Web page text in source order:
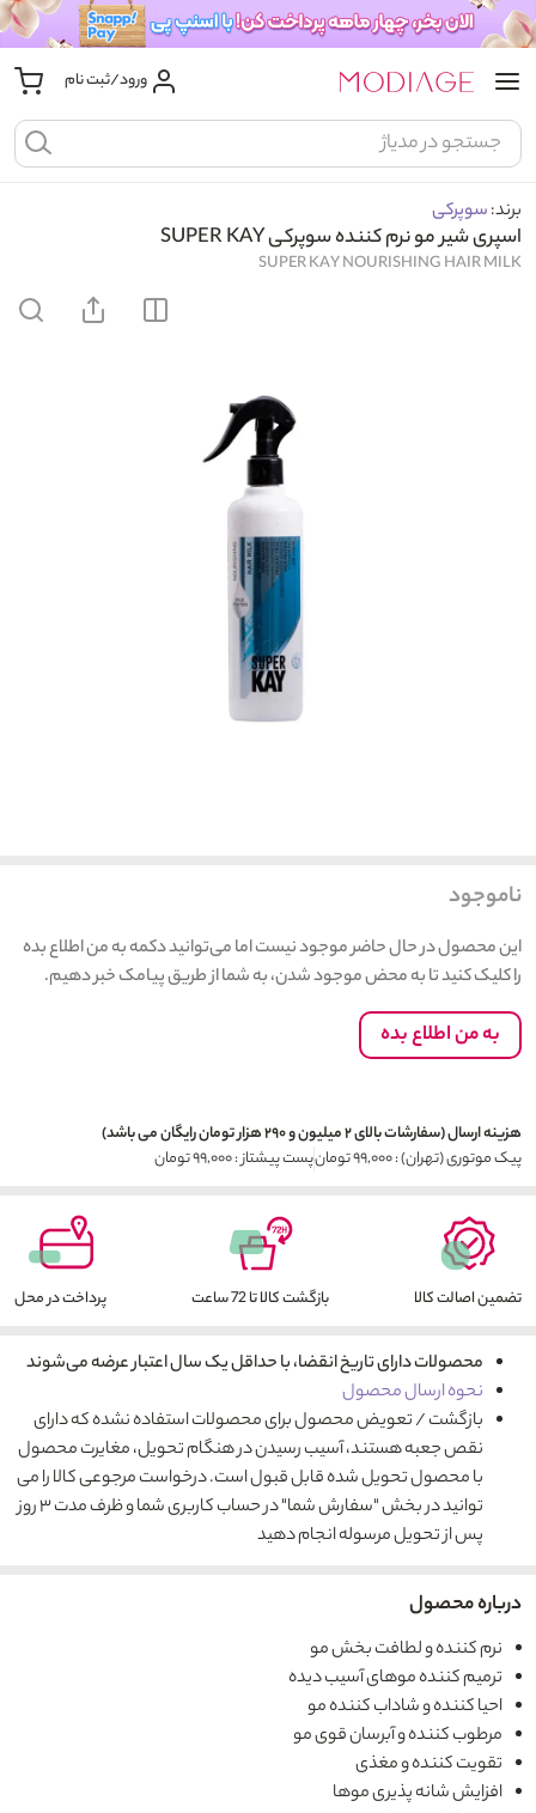
ورود/ثبت نام
برند:سوپرکی
اسپری شیر مو نرم کننده سوپرکی SUPER KAY
SUPER KAY NOURISHING HAIR MILK
ناموجود
این محصول در حال حاضر موجود نیست اما می‌توانید دکمه به من اطلاع بده
را کلیک کنید تا به محض موجود شدن، به شما از طریق پیامک خبر دهیم.
به من اطلاع بده
هزینه ارسال (سفارشات بالای ۲ میلیون و ۲۹۰ هزار تومان رایگان می باشد)
پیک موتوری (تهران) : ۹۹,۰۰۰ تومان
پست پیشتاز : ۹۹,۰۰۰ تومان
تضمین اصالت کالا بازگشت کالا تا 72 ساعت پرداخت در محل
محصولات دارای تاریخ انقضا، با حداقل یک سال اعتبار عرضه می‌شوند
نحوه ارسال محصول
بازگشت / تعویض محصول برای محصولات استفاده نشده که دارای
نقص جعبه هستند، آسیب رسیدن در هنگام تحویل، مغایرت محصول
با محصول تحویل شده قابل قبول است. درخواست مرجوعی کالا را می
توانید در بخش "سفارش شما" در حساب کاربری شما و ظرف مدت ۳ روز
پس از تحویل مرسوله انجام دهید
درباره محصول
نرم کننده و لطافت بخش مو
ترمیم کننده موهای آسیب دیده
احیا کننده و شاداب کننده مو
مرطوب کننده و آبرسان قوی مو
تقویت کننده و مغذی
افزایش شانه پذیری موها